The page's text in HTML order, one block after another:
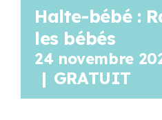
Programmation
Mon Compte
Halte-bébé :
les bébés
24 novembre
| GRATUIT